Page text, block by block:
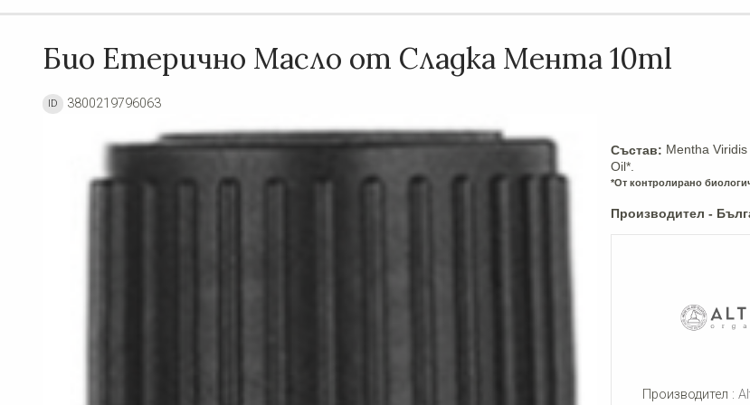
Био Етерично Масло от Сладка Мента 10ml
ID 3800219796063
Състав: Mentha
Oil*.
*От контролирано
Производител -
Производител :